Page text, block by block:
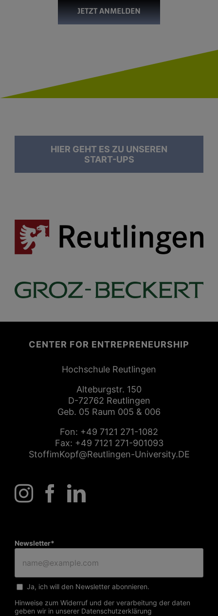
JETZT ANMELDEN
HIER GEHT ES ZU UNSEREN
START-UPS
CENTER FOR ENTREPRENEURSHIP
Hochschule Reutlingen
Alteburgstr. 150
Fon:+49 7121 271-1082
Fax: +49 7121 271-901093
StoffimKopf@Reutlingen-University.DE